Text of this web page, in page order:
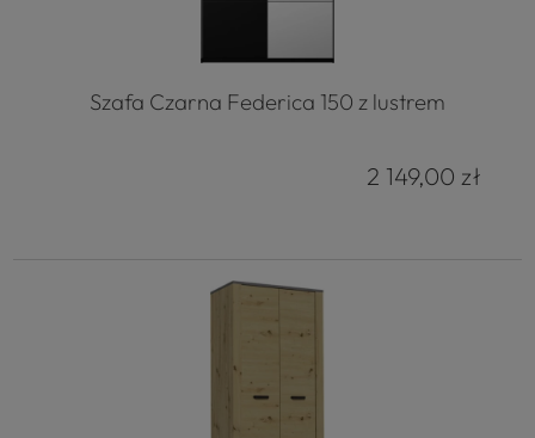
Szafa Czarna Federica 150 z lustrem
2 149,00 zł